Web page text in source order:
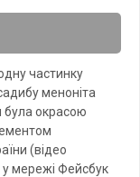
частинку
меноніта
була окрасою
(відео
у мережі Фейсбук